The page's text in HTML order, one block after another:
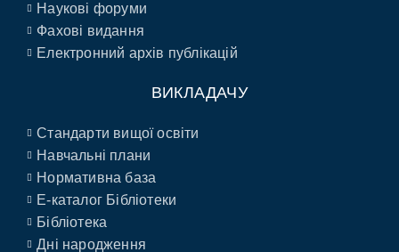
Наукові форуми
Фахові видання
Електронний архів публікацій
ВИКЛАДАЧУ
Стандарти вищої освіти
Навчальні плани
Нормативна база
E-каталог Бібліотеки
Бібліотека
Дні народження